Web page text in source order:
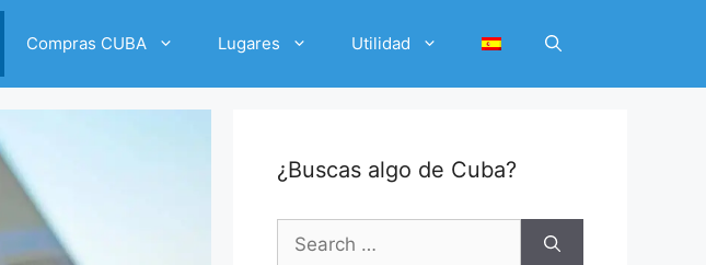
Compras CUBA Lugares Utilidad
¿Buscas algo de Cuba?
Search
for: